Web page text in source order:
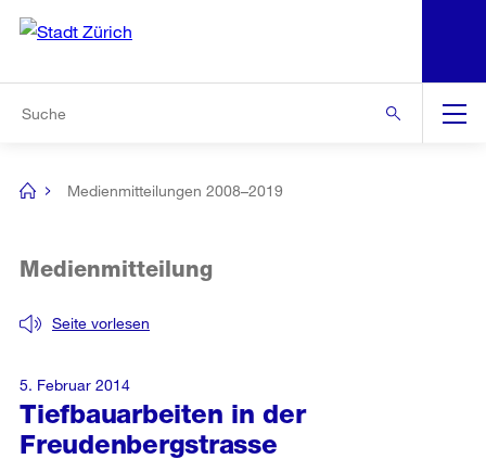
Navigation
[no
Medienmitteilungen 2008–2019
Tiefbauarbeiten in der
Freudenbergstrasse
Seite vorlesen
Medienmitteilung
5. Februar 2014